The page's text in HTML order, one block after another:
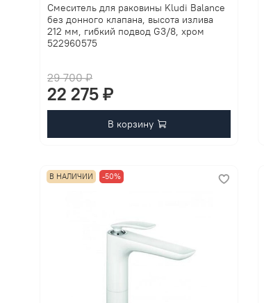
Смеситель для раковины Kludi Balance
без донного клапана, высота излива
212 мм, гибкий подвод G3/8, хром
522960575
29 700 ₽
22 275 ₽
В корзину
В НАЛИЧИИ -50%